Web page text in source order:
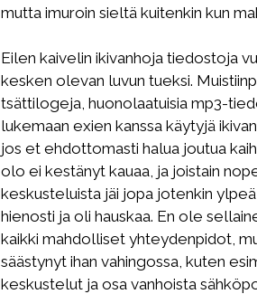
mutta imuroin sieltä kuitenkin kun
Eilen kaivelin ikivanhoja tiedostoja
kesken olevan luvun tueksi.
tsättilogeja, huonolaatuisia mp3-
lukemaan exien kanssa käytyjä
jos et ehdottomasti halua joutua
olo ei kestänyt kauaa, ja joistain
keskusteluista jäi jopa jotenkin
hienosti ja oli hauskaa. En ole
kaikki mahdolliset yhteydenpidot,
säästynyt ihan vahingossa, kuten
keskustelut ja osa vanhoista